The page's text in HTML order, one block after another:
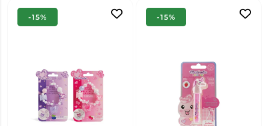
-15% -15%